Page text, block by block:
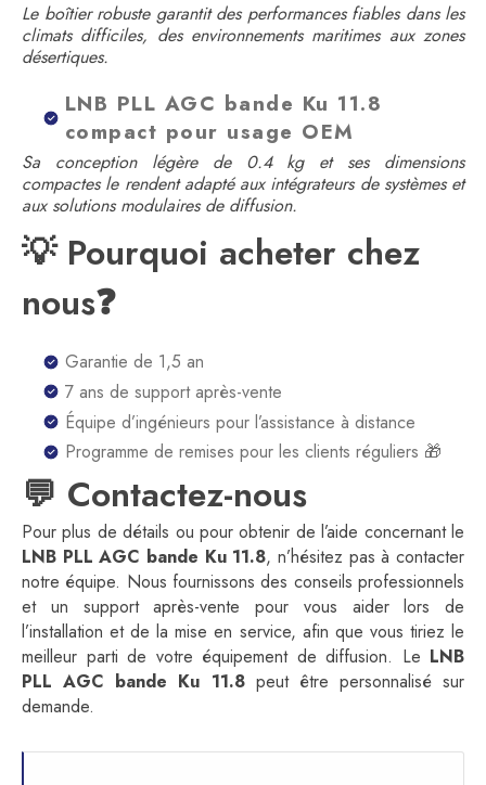
Le boîtier robuste garantit des performances fiables dans les
climats difficiles, des environnements maritimes aux zones
désertiques.
LNB PLL AGC bande Ku 11.8
compact pour usage OEM
Sa conception légère de 0.4 kg et ses dimensions
compactes le rendent adapté aux intégrateurs de systèmes et
aux solutions modulaires de diffusion.
💡 Pourquoi acheter chez
nous❓
Garantie de 1,5 an
7 ans de support après-vente
Équipe d’ingénieurs pour l’assistance à distance
Programme de remises pour les clients réguliers 🎁
💬 Contactez-nous
Pour plus de détails ou pour obtenir de l’aide concernant le
LNB PLL AGC bande Ku 11.8, n’hésitez pas à contacter
notre équipe. Nous fournissons des conseils professionnels
et un support après-vente pour vous aider lors de
l’installation et de la mise en service, afin que vous tiriez le
meilleur parti de votre équipement de diffusion. Le LNB
PLL AGC bande Ku 11.8peut être personnalisé sur
demande.